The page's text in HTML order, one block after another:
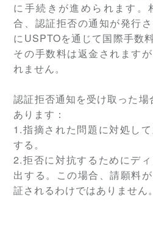
に手続きが進められます。
合、認証拒否の通知が発行
にUSPTOを通じて国際手数
その手数料は返金されます
れません。
認証拒否通知を受け取った
あります：
1.指摘された問題に対処し
する。
2.拒否に対抗するためにデ
出する。この場合、請願料
証されるわけではありません。